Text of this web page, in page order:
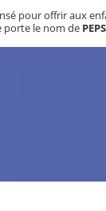
pour offrir aux
porte le nom de